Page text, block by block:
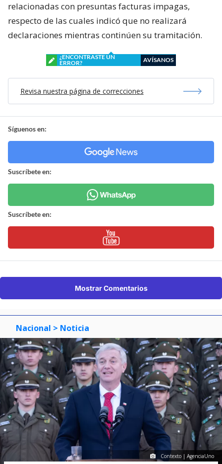
relacionadas con presuntas facturas impagas,
respecto de las cuales indicó que no realizará
declaraciones mientras continúen su tramitación.
¿ENCONTRASTE UN
ERROR?
AVÍSANOS
Revisa nuestra página de correcciones
Síguenos en:
Suscríbete en:
Suscríbete en:
Mostrar Comentarios
Nacional > Noticia
Contexto | AgenciaUno